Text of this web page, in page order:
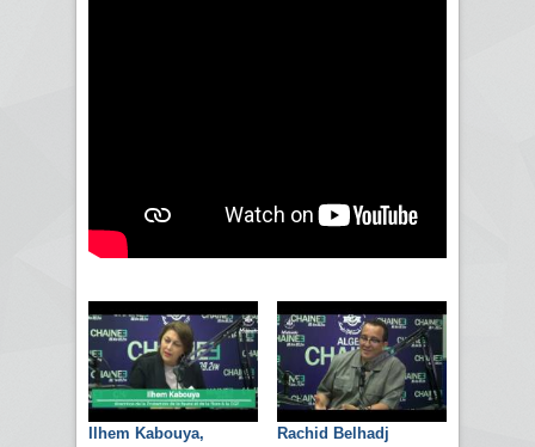
Ilhem Kabouya,
Rachid Belhadj